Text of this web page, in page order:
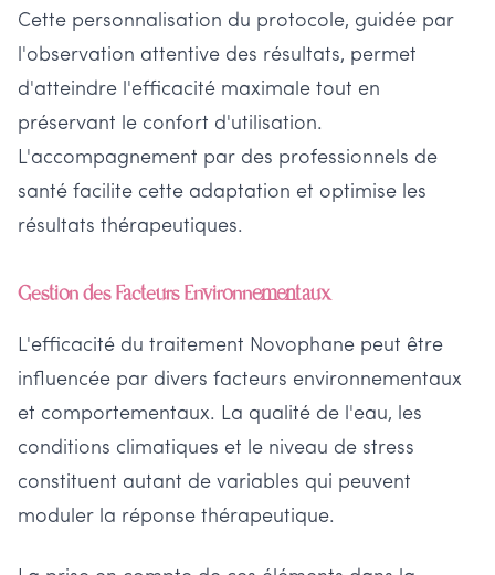
Cette personnalisation du protocole, guidée par
l'observation attentive des résultats, permet
d'atteindre l'efficacité maximale tout en
préservant le confort d'utilisation.
L'accompagnement par des professionnels de
santé facilite cette adaptation et optimise les
résultats thérapeutiques.
Gestion des Facteurs Environnementaux
L'efficacité du traitement Novophane peut être
influencée par divers facteurs environnementaux
et comportementaux. La qualité de l'eau, les
conditions climatiques et le niveau de stress
constituent autant de variables qui peuvent
moduler la réponse thérapeutique.